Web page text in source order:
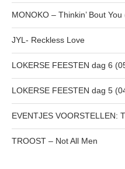
MONOKO – Thinkin’ Bout You
JYL- Reckless Love
LOKERSE FEESTEN dag 6
LOKERSE FEESTEN dag 5
EVENTJES VOORSTELLEN:
TROOST – Not All Men